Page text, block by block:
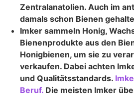
Zentralanatolien. Auch im
damals schon Bienen
Imker sammeln Honig,
Bienenprodukte aus den
Honigbienen, um sie zu
verkaufen. Dabei achten
und Qualitätsstandards.
Beruf. Die meisten Imker